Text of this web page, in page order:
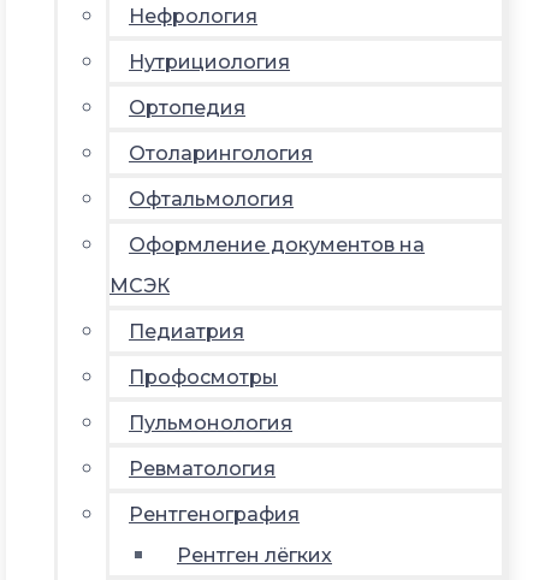
Нефрология
Нутрициология
Ортопедия
Отоларингология
Офтальмология
Оформление документов на
МСЭК
Педиатрия
Профосмотры
Пульмонология
Ревматология
Рентгенография
Рентген лёгких